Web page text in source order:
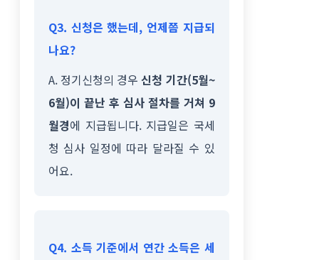
Q3. 신청은 했는데, 언제쯤 지급되
나요?
A. 정기신청의 경우신청 기간(5월~
6월)이 끝난 후 심사 절차를 거쳐 9
월경에 지급됩니다. 지급일은 국세
청 심사 일정에 따라 달라질 수 있
어요.
Q4. 소득 기준에서 연간 소득은 세